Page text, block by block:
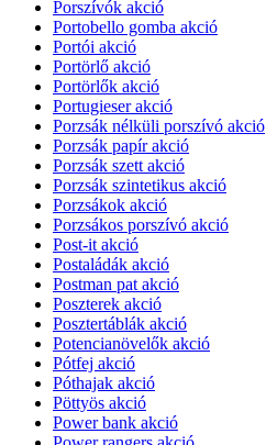
Porszívók akció
Portobello gomba akció
Portói akció
Portörlő akció
Portörlők akció
Portugieser akció
Porzsák nélküli porszívó akció
Porzsák papír akció
Porzsák szett akció
Porzsák szintetikus akció
Porzsákok akció
Porzsákos porszívó akció
Post-it akció
Postaládák akció
Postman pat akció
Poszterek akció
Posztertáblák akció
Potencianövelők akció
Pótfej akció
Póthajak akció
Pöttyös akció
Power bank akció